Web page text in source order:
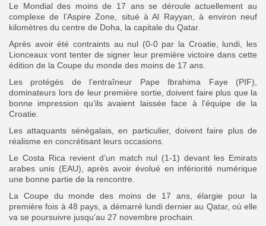
Le Mondial des moins de 17 ans se déroule actuellement au
complexe de l’Aspire Zone, situé à Al Rayyan, à environ neuf
kilomètres du centre de Doha, la capitale du Qatar.
Après avoir été contraints au nul (0-0 par la Croatie, lundi, les
Lionceaux vont tenter de signer leur première victoire dans cette
édition de la Coupe du monde des moins de 17 ans.
Les protégés de l’entraîneur Pape Ibrahima Faye (PIF),
dominateurs lors de leur première sortie, doivent faire plus que la
bonne impression qu’ils avaient laissée face à l’équipe de la
Croatie.
Les attaquants sénégalais, en particulier, doivent faire plus de
réalisme en concrétisant leurs occasions.
Le Costa Rica revient d’un match nul (1-1) devant les Emirats
arabes unis (EAU), après avoir évolué en infériorité numérique
une bonne partie de la rencontre.
La Coupe du monde des moins de 17 ans, élargie pour la
première fois à 48 pays, a démarré lundi dernier au Qatar, où elle
va se poursuivre jusqu’au 27 novembre prochain.